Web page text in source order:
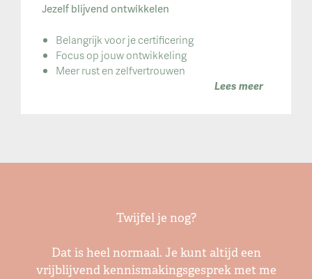
Jezelf blijvend ontwikkelen
Belangrijk voor je certificering
Focus op jouw ontwikkeling
Meer rust en zelfvertrouwen
Lees meer
Twijfel je nog?
Dat is heel normaal. Je kunt altijd een
vrijblijvend kennismakingsgesprek met me